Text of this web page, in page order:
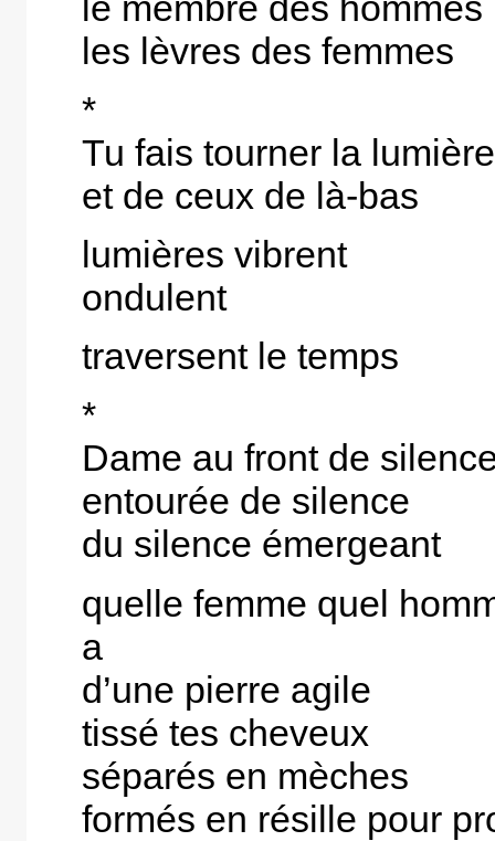
les lèvres des femmes
*
Tu fais tourner la
et de ceux de là-bas
lumières vibrent
ondulent
traversent le temps
*
Dame au front de
entourée de silence
du silence émergeant
quelle femme quel
a
d’une pierre agile
tissé tes cheveux
séparés en mèches
formés en résille pour